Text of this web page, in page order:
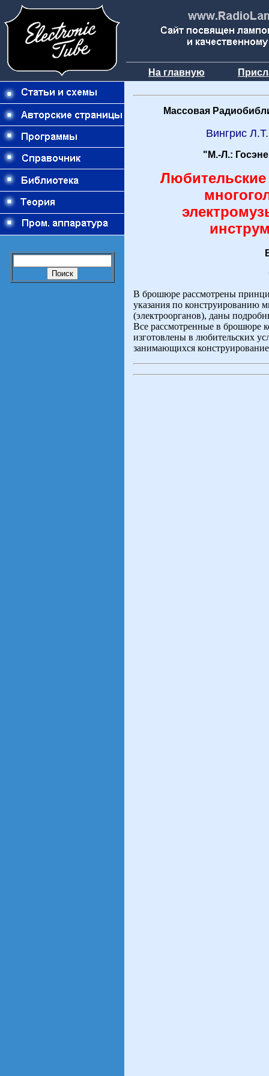
На главную
Массовая
Вингрис
"М.-Л.:
Любительские
В брошюре рассмотрены
указания по конструированию
(электроорганов), даны
Все рассмотренные в брошюре
изготовлены в любительских
занимающихся